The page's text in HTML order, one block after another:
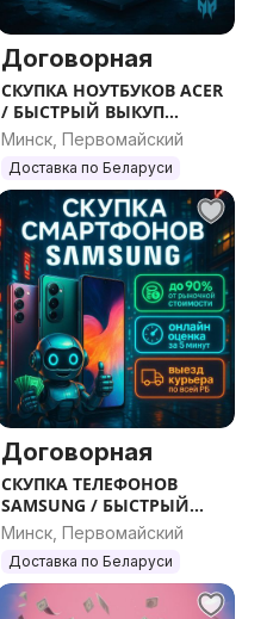
Договорная
СКУПКА НОУТБУКОВ ACER
/ БЫСТРЫЙ ВЫКУП
НОУТБУКОВ, ПО ВСЕЙ РБ
Минск, Первомайский
Доставка по Беларуси
Договорная
СКУПКА ТЕЛЕФОНОВ
SAMSUNG / БЫСТРЫЙ
ВЫКУП СМАРТФОНОВ ПО
ВСЕЙ РБ
Минск, Первомайский
Доставка по Беларуси